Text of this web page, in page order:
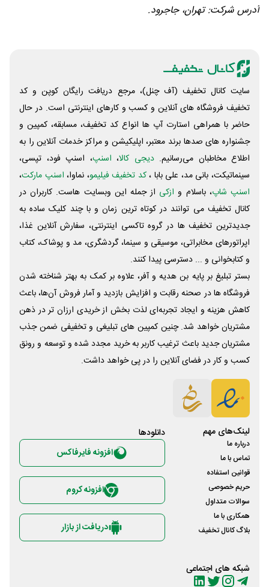
آدرس شرکت: تهران، جاجرود.
سایت کانال تخفیف (آف چنل)، مرجع دریافت رایگان کوپن و کد
تخفیف فروشگاه های آنلاین و کسب و‌ کارهای اینترنتی است. در حال
حاضر با همراهی استارت آپ ها انواع کد تخفیف، مسابقه، کمپین و
جشنواره های صدها برند معتبر، اپلیکیشن و مراکز خدمات آنلاین را به
اطلاع مخاطبان می‌رسانیم. دیجی کالا، اسنپ، اسنپ فود، تپسی،
سینماتیکت، بانی مد، علی‌ بابا ،کد تخفیف فیلیمو، نماوا، اسنپ مارکت،
اسنپ شاپ، باسلام و ازکی از جمله این وبسایت ‌هاست. کاربران در
کانال تخفیف می توانند در کوتاه ترین زمان و با چند کلیک ساده به
جدیدترین تخفیف ها در گروه تاکسی اینترنتی، سفارش آنلاین غذا،
اپراتورهای مخابراتی، موسیقی و سینما، گردشگری، مد و پوشاک، کتاب
و کتابخوانی و ... دسترسی پیدا کنند.
بستر تبلیغ بر پایه بن هدیه و آفر، علاوه بر کمک به بهتر شناخته شدن
فروشگاه ها در صحنه رقابت و افزایش بازدید و آمار فروش آن‌ها، باعث
کاهش هزینه و ایجاد تجربه‌ای لذت بخش از خریدی ارزان تر در ذهن
مشتریان خواهد شد. چنین کمپین های تبلیغی و تخفیفی ضمن جذب
مشتریان جدید باعث ترغیب کاربر به خرید مجدد شده و توسعه و رونق
کسب و کار در فضای آنلاین را در پی خواهد داشت.
لینک‌های مهم
درباره ما
تماس با ما
قوانین استفاده
حریم خصوصی
سوالات متداول
همکاری با ما
بلاگ کانال تخفیف
شبکه های اجتماعی
دانلود‌ها
افزونه فایرفاکس
افزونه کروم
دریافت از بازار